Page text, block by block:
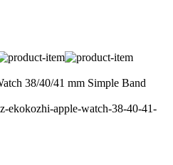
38/40/41 mm Simple Band
ekokozhi-apple-watch-38-40-41-